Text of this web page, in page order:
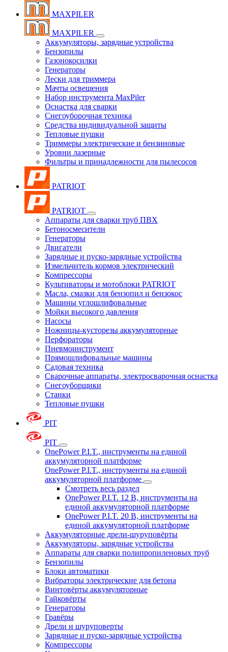
MAXPILER
MAXPILER
Аккумуляторы, зарядные устройства
Бензопилы
Газонокосилки
Генераторы
Лески для триммера
Мачты освещения
Набор инструмента MaxPiler
Оснастка для сварки
Снегоуборочная техника
Средства индивидуальной защиты
Тепловые пушки
Триммеры электрические и бензиновые
Уровни лазерные
Фильтры и принадлежности для пылесосов
PATRIOT
PATRIOT
Аппараты для сварки труб ПВХ
Бетоносмесители
Генераторы
Двигатели
Зарядные и пуско-зарядные устройства
Измельчитель кормов электрический
Компрессоры
Культиваторы и мотоблоки PATRIOT
Масла, смазки для бензопил и бензокос
Машины углошлифовальные
Мойки высокого давления
Насосы
Ножницы-кусторезы аккумуляторные
Перфораторы
Пневмоинструмент
Прямошлифовальные машины
Садовая техника
Сварочные аппараты, электросварочная оснастка
Снегоуборщики
Станки
Тепловые пушки
PIT
PIT
OnePower P.I.T., инструменты на единой
аккумуляторной платформе
OnePower P.I.T., инструменты на единой
аккумуляторной платформе
Смотреть весь раздел
OnePower P.I.T. 12 В, инструменты на
единой аккумуляторной платформе
OnePower P.I.T. 20 В, инструменты на
единой аккумуляторной платформе
Аккумуляторные дрели-шуруповёрты
Аккумуляторы, зарядные устройства
Аппараты для сварки полипропиленовых труб
Бензопилы
Блоки автоматики
Вибраторы электрические для бетона
Винтовёрты аккумуляторные
Гайковёрты
Генераторы
Гравёры
Дрели и шуруповерты
Зарядные и пуско-зарядные устройства
Компрессоры